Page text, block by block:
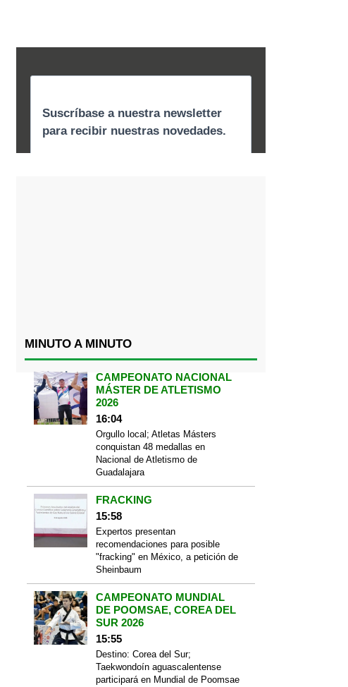
MINUTO A MINUTO
CAMPEONATO NACIONAL
MÁSTER DE ATLETISMO
2026
16:04
Orgullo local; Atletas Másters
conquistan 48 medallas en
Nacional de Atletismo de
Guadalajara
FRACKING
15:58
Expertos presentan
recomendaciones para posible
"fracking" en México, a petición de
Sheinbaum
CAMPEONATO MUNDIAL
DE POOMSAE, COREA DEL
SUR 2026
15:55
Destino: Corea del Sur;
Taekwondoín aguascalentense
participará en Mundial de Poomsae